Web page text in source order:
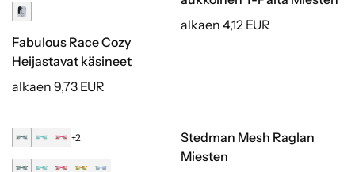
Fabulous Race Cozy
Heijastavat käsineet
alkaen 9,73 EUR
alkaen 4,12 EUR
+2
Stedman Mesh Raglan
Miesten